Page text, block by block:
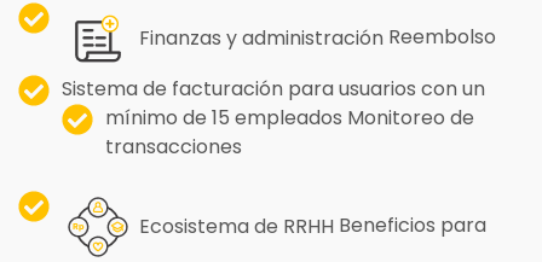
Finanzas y administración Reembolso
Sistema de facturación para usuarios con un
mínimo de 15 empleados Monitoreo de
transacciones
Ecosistema de RRHH Beneficios para